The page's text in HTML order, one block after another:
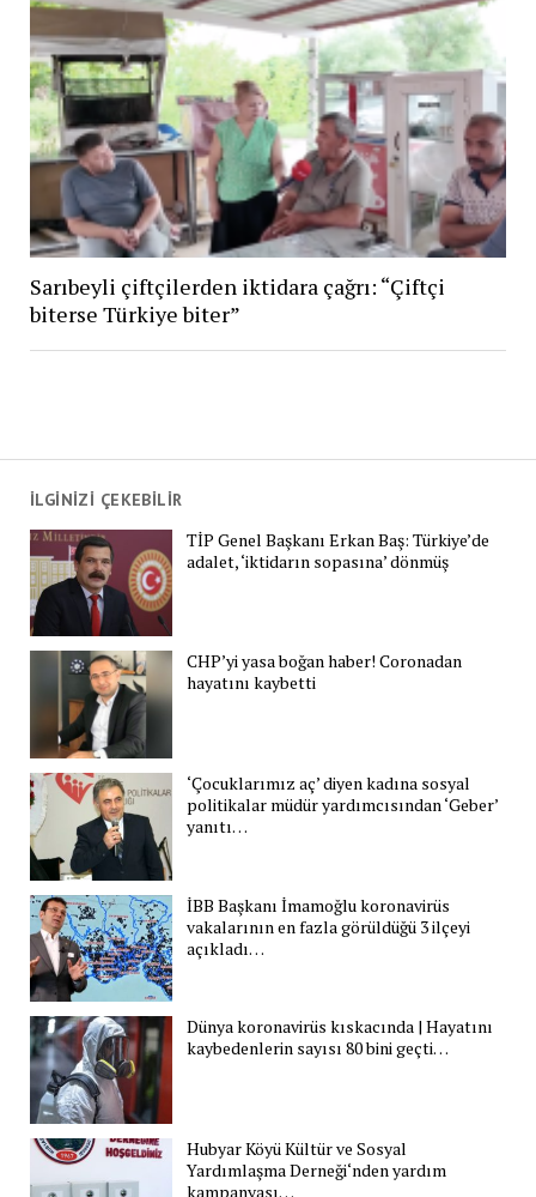
İLGİNİZİ ÇEKEBİLİR
TİP Genel Başkanı Erkan Baş: Türkiye’de
adalet, ‘iktidarın sopasına’ dönmüş
CHP’yi yasa boğan haber! Coronadan
hayatını kaybetti
‘Çocuklarımız aç’ diyen kadına sosyal
politikalar müdür yardımcısından ‘Geber’
yanıtı…
İBB Başkanı İmamoğlu koronavirüs
vakalarının en fazla görüldüğü 3 ilçeyi
açıkladı…
Dünya koronavirüs kıskacında | Hayatını
kaybedenlerin sayısı 80 bini geçti…
Hubyar Köyü Kültür ve Sosyal
Yardımlaşma Derneği‘nden yardım
kampanyası…
Sarıbeyli çiftçilerden iktidara çağrı: “Çiftçi
biterse Türkiye biter”